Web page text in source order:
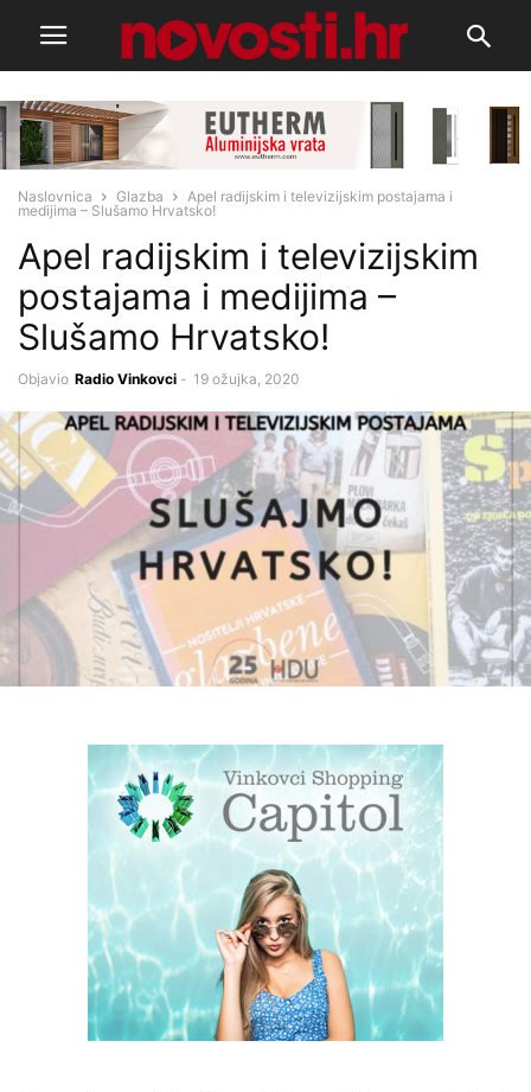
Naslovnica Glazba
Apel radijskim i televizijskim postajama i
medijima – Slušamo Hrvatsko!
Apel radijskim i televizijskim
postajama i medijima –
Slušamo Hrvatsko!
Objavio Radio Vinkovci - 19 ožujka, 2020